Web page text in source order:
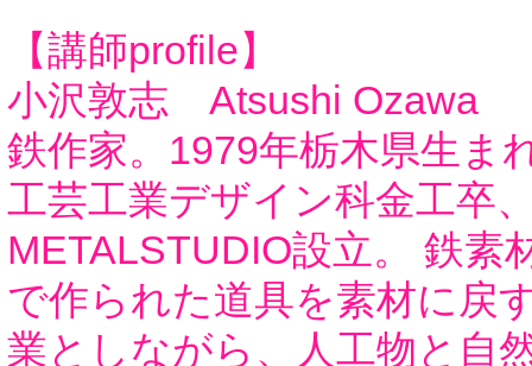
【講師profile】
小沢敦志 Atsushi Ozawa
鉄作家。1979年栃木県生ま
工芸工業デザイン科金工卒
METALSTUDIO設立。 鉄素
で作られた道具を素材に戻
業としながら、人工物と自